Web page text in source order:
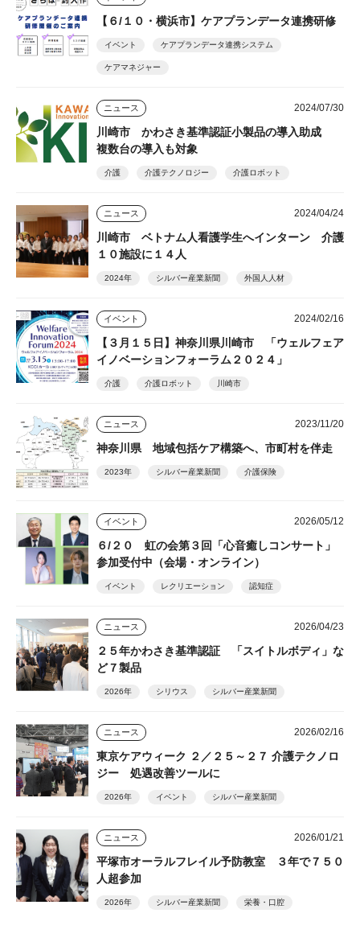
【６/１０・横浜市】ケアプランデータ連携研修
イベント ケアプランデータ連携システム
ケアマネジャー
ニュース 2024/07/30
川崎市 かわさき基準認証小製品の導入助成
複数台の導入も対象
介護 介護テクノロジー 介護ロボット
ニュース 2024/04/24
川崎市 ベトナム人看護学生へインターン 介護
１０施設に１４人
2024年 シルバー産業新聞 外国人人材
イベント 2024/02/16
【３月１５日】神奈川県川崎市 「ウェルフェア
イノベーションフォーラム２０２４」
介護 介護ロボット 川崎市
ニュース 2023/11/20
神奈川県 地域包括ケア構築へ、市町村を伴走
2023年 シルバー産業新聞 介護保険
イベント 2026/05/12
６/２０ 虹の会第３回「心音癒しコンサート」
参加受付中（会場・オンライン）
イベント レクリエーション 認知症
ニュース 2026/04/23
２５年かわさき基準認証 「スイトルボディ」な
ど７製品
2026年 シリウス シルバー産業新聞
ニュース 2026/02/16
東京ケアウィーク ２／２５～２７ 介護テクノロ
ジー 処遇改善ツールに
2026年 イベント シルバー産業新聞
ニュース 2026/01/21
平塚市オーラルフレイル予防教室 ３年で７５０
人超参加
2026年 シルバー産業新聞 栄養・口腔